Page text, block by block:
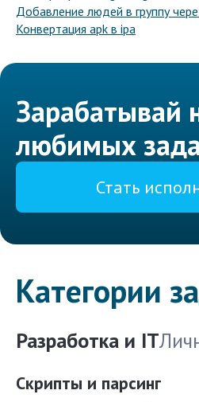
Добавление людей в группу
Конвертация apk в ipa
Зарабатывай
любимых
Стать
Категории
Разработка и IT
Скрипты и парсинг